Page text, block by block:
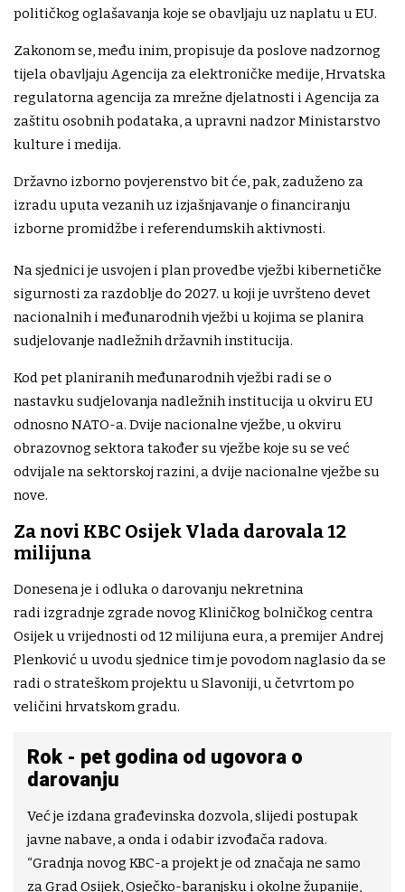
političkog oglašavanja koje se obavljaju uz naplatu u EU.
Zakonom se, među inim, propisuje da poslove nadzornog
tijela obavljaju Agencija za elektroničke medije, Hrvatska
regulatorna agencija za mrežne djelatnosti i Agencija za
zaštitu osobnih podataka, a upravni nadzor Ministarstvo
kulture i medija.
Državno izborno povjerenstvo bit će, pak, zaduženo za
izradu uputa vezanih uz izjašnjavanje o financiranju
izborne promidžbe i referendumskih aktivnosti.
Na sjednici je usvojen i plan provedbe vježbi kibernetičke
sigurnosti za razdoblje do 2027. u koji je uvršteno devet
nacionalnih i međunarodnih vježbi u kojima se planira
sudjelovanje nadležnih državnih institucija.
Kod pet planiranih međunarodnih vježbi radi se o
nastavku sudjelovanja nadležnih institucija u okviru EU
odnosno NATO-a. Dvije nacionalne vježbe, u okviru
obrazovnog sektora također su vježbe koje su se već
odvijale na sektorskoj razini, a dvije nacionalne vježbe su
nove.
Za novi KBC Osijek Vlada darovala 12
milijuna
Donesena je i odluka o darovanju nekretnina
radi izgradnje zgrade novog Kliničkog bolničkog centra
Osijek u vrijednosti od 12 milijuna eura, a premijer Andrej
Plenković u uvodu sjednice tim je povodom naglasio da se
radi o strateškom projektu u Slavoniji, u četvrtom po
veličini hrvatskom gradu.
Rok - pet godina od ugovora o
darovanju
Već je izdana građevinska dozvola, slijedi postupak
javne nabave, a onda i odabir izvođača radova.
“Gradnja novog KBC-a projekt je od značaja ne samo
za Grad Osijek, Osječko-baranjsku i okolne županije,